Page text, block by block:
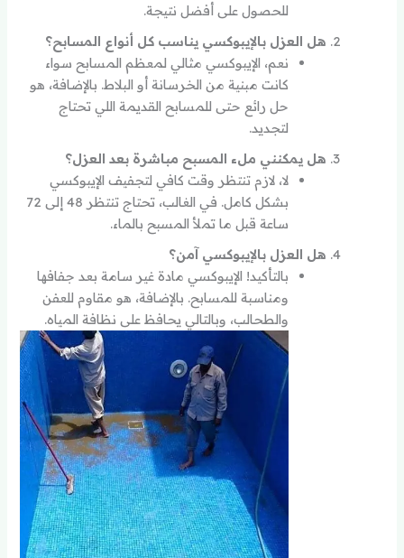
للحصول على أفضل نتيجة.
هل العزل بالإيبوكسي يناسب كل أنواع المسابح؟
نعم، الإيبوكسي مثالي لمعظم المسابح سواء
كانت مبنية من الخرسانة أو البلاط. بالإضافة، هو
حل رائع حتى للمسابح القديمة اللي تحتاج
لتجديد.
هل يمكنني ملء المسبح مباشرة بعد العزل؟
لا، لازم تنتظر وقت كافي لتجفيف الإيبوكسي
بشكل كامل. في الغالب، تحتاج تنتظر 48 إلى 72
ساعة قبل ما تملأ المسبح بالماء.
هل العزل بالإيبوكسي آمن؟
بالتأكيد! الإيبوكسي مادة غير سامة بعد جفافها
ومناسبة للمسابح. بالإضافة، هو مقاوم للعفن
والطحالب، وبالتالي يحافظ على نظافة المياه.